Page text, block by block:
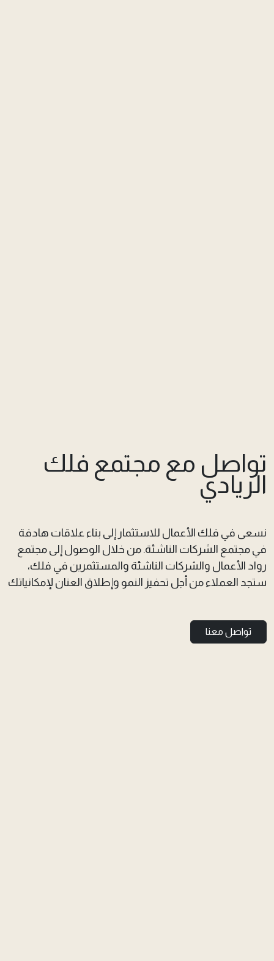
تواصل مع مجتمع فلك
الريادي
نسعى في فلك الأعمال للاستثمار إلى بناء علاقات هادفة
في مجتمع الشركات الناشئة. من خلال الوصول إلى مجتمع
رواد الأعمال والشركات الناشئة والمستثمرين في فلك،
ستجد العملاء من أجل تحفيز النمو وإطلاق العنان لإمكانياتك
تواصل معنا